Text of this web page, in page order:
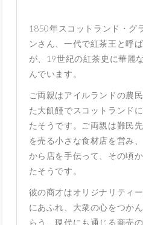
1850年スコットランド・グ
ンさん、一代で紅茶王と呼
が、19世紀の紅茶史に華麗
んでいます。
ご両親はアイルランドの農
た大飢饉でスコットランド
たそうです。ご両親は難民
を売る小さな食材店を営み
から店を手伝って、その頃
たそうです。
彼の商才はオリジナリティ
にあふれ、大衆の心をつか
らう、現代にも通じる商売